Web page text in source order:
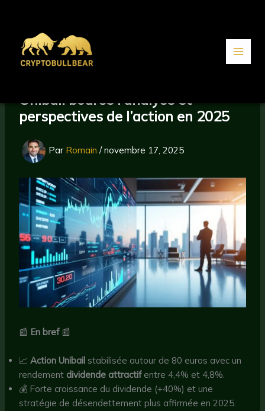
Unibail bourse : analyse et
perspectives de l’action en 2025
Par Romain/novembre 17, 2025
📰 En bref📰
📈Action Unibail stabilisée autour de 80 euros avec un
rendement dividende attractifentre 4,4% et 4,8%.
💰 Forte croissance du dividende (+40%) et une
stratégie de désendettement plus affirmée en 2025.